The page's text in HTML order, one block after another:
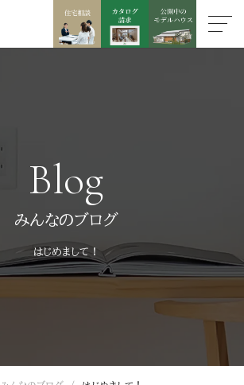
Blog
みんなのブログ
はじめまして！